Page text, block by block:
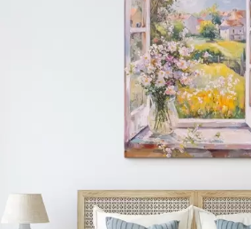
Поверхня з текстурою полотна
Екологічний матеріал
Яскраві, насичені кольори
Стійкість до вицвітання
✓ Поверхня з текстурою полотна
✗Екологічний матеріал